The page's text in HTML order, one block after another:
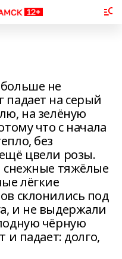
не
падает на серый
на зелёную
что с начала
без
цвели розы.
снежные тяжёлые
лёгкие
склонились под
и не выдержали
чёрную
и падает: долго,